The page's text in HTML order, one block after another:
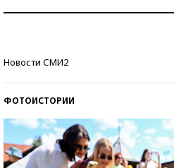
Новости СМИ2
ФОТОИСТОРИИ